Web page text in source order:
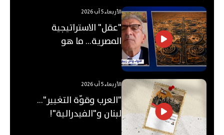
الأربعاء 5 آب 2026
"عقل" الاستراتيجية
المصرية... ما هو
الأربعاء 5 آب 2026
"العرب وقوّة التغيير"...
لبنان و"الفيدرالية"!